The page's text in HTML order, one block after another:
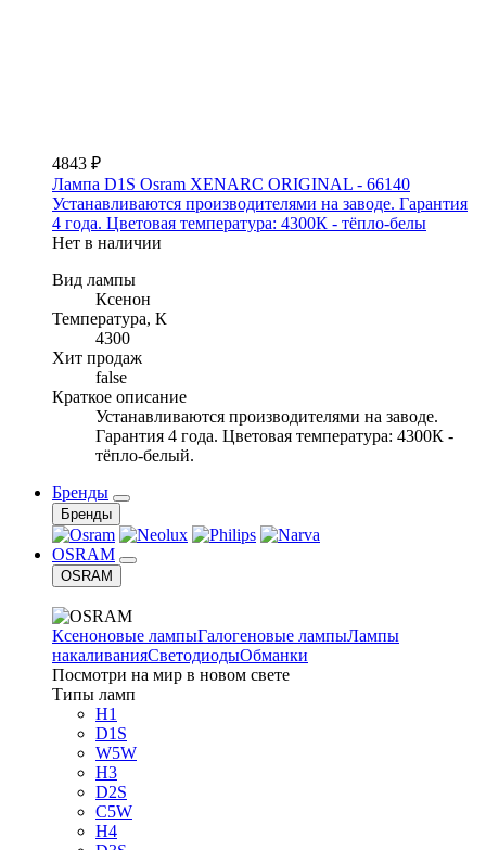
4843 ₽
Лампа D1S Osram XENARC ORIGINAL - 66140
Устанавливаются производителями на заводе. Гарантия
4 года. Цветовая температура: 4300К - тёпло-белы
Нет в наличии
Вид лампы
Ксенон
Температура, К
4300
Хит продаж
false
Краткое описание
Устанавливаются производителями на заводе.
Гарантия 4 года. Цветовая температура: 4300К -
тёпло-белый.
Бренды
Бренды
OSRAM
OSRAM
Ксеноновые лампыГалогеновые лампыЛампы
накаливанияСветодиодыОбманки
Посмотри на мир в новом свете
Типы ламп
H1
D1S
W5W
H3
D2S
C5W
H4